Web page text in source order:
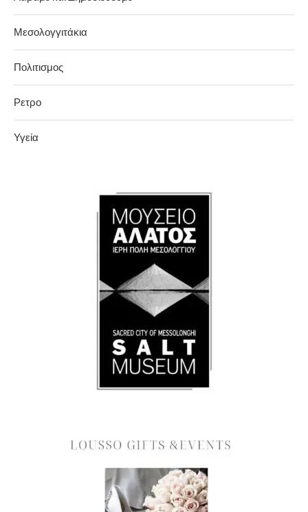
Μεσολογγιτάκια
Πολιτισμος
Ρετρο
Υγεία